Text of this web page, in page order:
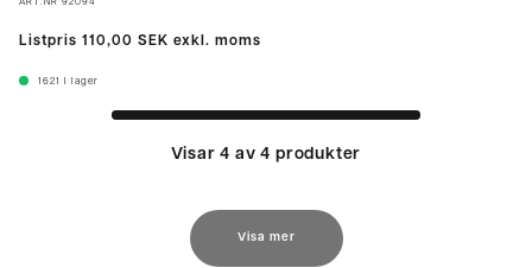
ART.NR 92094
Listpris 110,00 SEK exkl. moms
1621 I lager
Visar 4 av 4 produkter
Visa mer